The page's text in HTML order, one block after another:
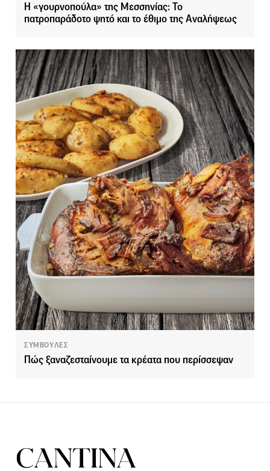
Η «γουρνοπούλα» της Μεσσηνίας: Το
πατροπαράδοτο ψητό και το έθιμο της Αναλήψεως
ΣΥΜΒΟΥΛΕΣ
Πώς ξαναζεσταίνουμε τα κρέατα που περίσσεψαν